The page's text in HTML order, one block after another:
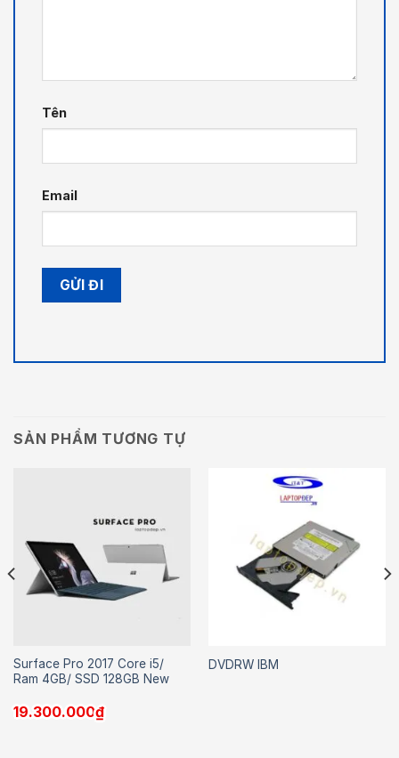
Tên
Email
SẢN PHẨM TƯƠNG TỰ
Surface Pro 2017 Core i5/
Ram 4GB/ SSD 128GB New
19.300.000₫
DVDRW IBM